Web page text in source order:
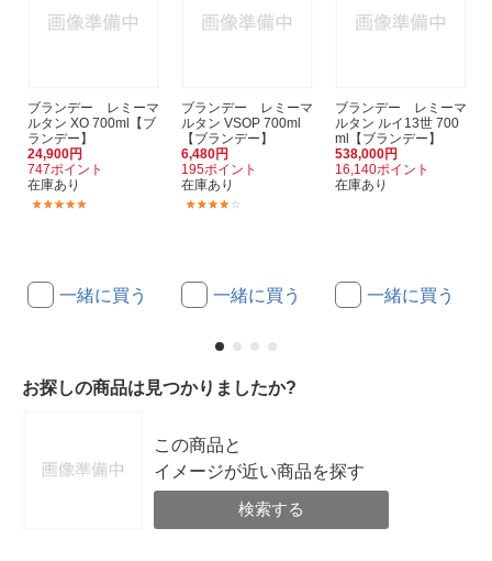
ブランデー レミーマ
ルタン XO 700ml【ブ
ランデー】
24,900円
747ポイント
在庫あり
一緒に買う
ブランデー レミーマ
ルタン VSOP 700ml
【ブランデー】
6,480円
195ポイント
在庫あり
一緒に買う
ブランデー レミーマ
ルタン ルイ13世 700
ml【ブランデー】
538,000円
16,140ポイント
在庫あり
一緒に買う
お探しの商品は見つかりましたか?
この商品と
イメージが近い商品を探す
検索する